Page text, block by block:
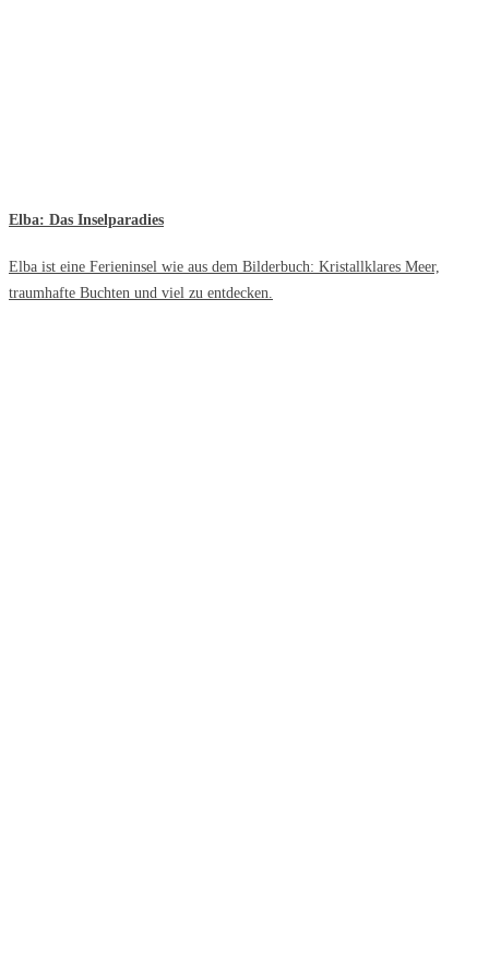
Elba: Das Inselparadies
Elba ist eine Ferieninsel wie aus dem Bilderbuch: Kristallklares Meer,
traumhafte Buchten und viel zu entdecken.